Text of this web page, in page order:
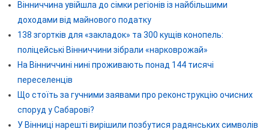
Вінниччина увійшла до сімки регіонів із найбільшими
доходами від майнового податку
138 згортків для «закладок» та 300 кущів конопель:
поліцейські Вінниччини зібрали «нарковрожай»
На Вінниччині нині проживають понад 144 тисячі
переселенців
Що стоїть за гучними заявами про реконструкцію очисних
споруд у Сабарові?
У Вінниці нарешті вирішили позбутися радянських символів